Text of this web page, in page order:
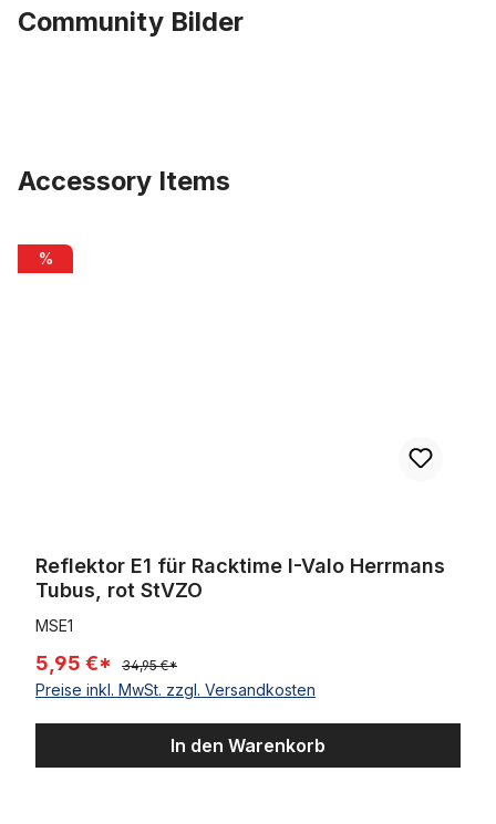
Community Bilder
Accessory Items
Reflektor E1 für Racktime I-Valo Herrmans Tubus, rot StVZO
%
Reflektor E1 für Racktime I-Valo Herrmans
Tubus, rot StVZO
MSE1
5,95 €* 34,95 €*
Preise inkl. MwSt. zzgl. Versandkosten
In den Warenkorb